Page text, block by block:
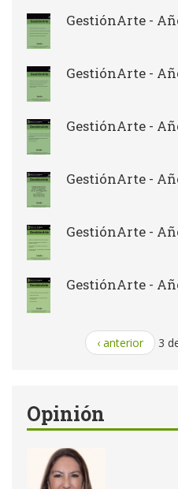
GestiónArte -
GestiónArte -
GestiónArte -
GestiónArte -
GestiónArte -
GestiónArte -
‹ anterior 3
Opinión